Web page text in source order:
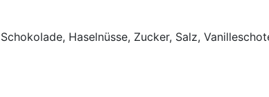
Haselnüsse, Zucker, Salz,